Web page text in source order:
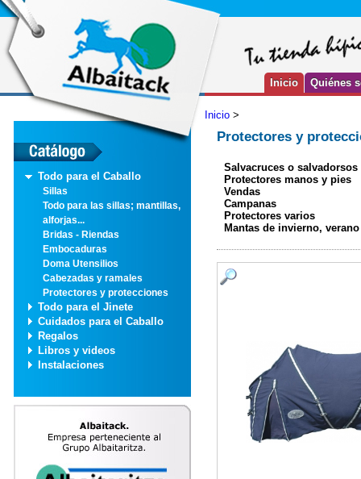
Inicio Quiénes
Inicio >
Todo para el Caballo
Sillas
Todo para las sillas; mantillas,
alforjas...
Bridas - Riendas
Embocaduras
Doma Utensilios
Cabezadas y ramales
Protectores y protecciones
Todo para el Jinete
Cuidados para el Caballo
Regalos
Libros y videos
Instalaciones
Protectores y
Salvacruces o salvadorsos
Protectores manos y pies
Vendas
Campanas
Protectores varios
Mantas de invierno,